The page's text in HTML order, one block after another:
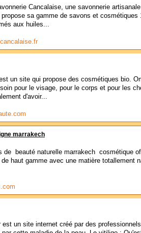
Cancalaise, une savonnerie
sa gamme de savons et cosmétiques
aux huiles...
un site qui propose des cosmétiques bio.
pour le visage, pour le corps et pour les
d'avoir...
marrakech
de beauté naturelle marrakech cosmétique
haut gamme avec une matière totallement
est un site internet créé par des